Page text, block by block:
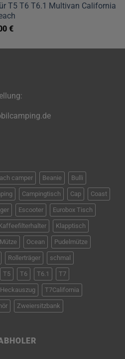
T5 T6 T6.1 Multivan California
€
camper Beanie Bulli
Campingtisch Cap Coast
Escooter Eurobox Tisch
Klapptisch
Mütze Ocean Pudelmütze
Rollerträger schmal
T5 T6 T6.1 T7
T7California
Zweiersitzbank